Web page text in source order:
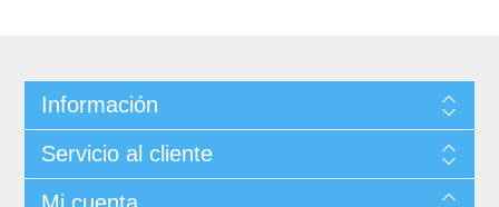
Información
Servicio al cliente